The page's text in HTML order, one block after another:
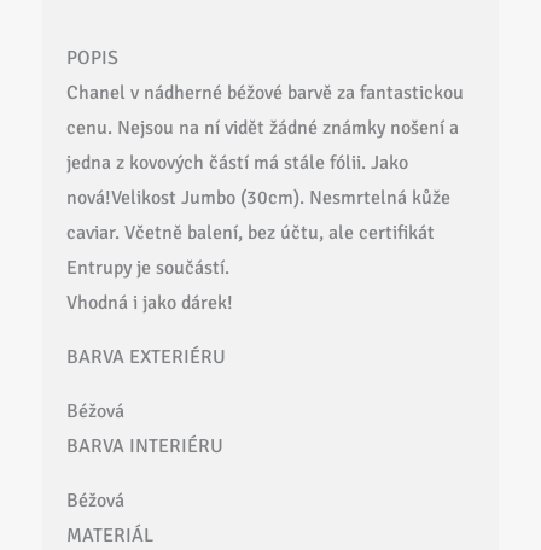
POPIS
Chanel v nádherné béžové barvě za fantastickou
cenu. Nejsou na ní vidět žádné známky nošení a
jedna z kovových částí má stále fólii. Jako
nová!Velikost Jumbo (30cm). Nesmrtelná kůže
caviar. Včetně balení, bez účtu, ale certifikát
Entrupy je součástí.
Vhodná i jako dárek!
BARVA EXTERIÉRU
Béžová
BARVA INTERIÉRU
Béžová
MATERIÁL